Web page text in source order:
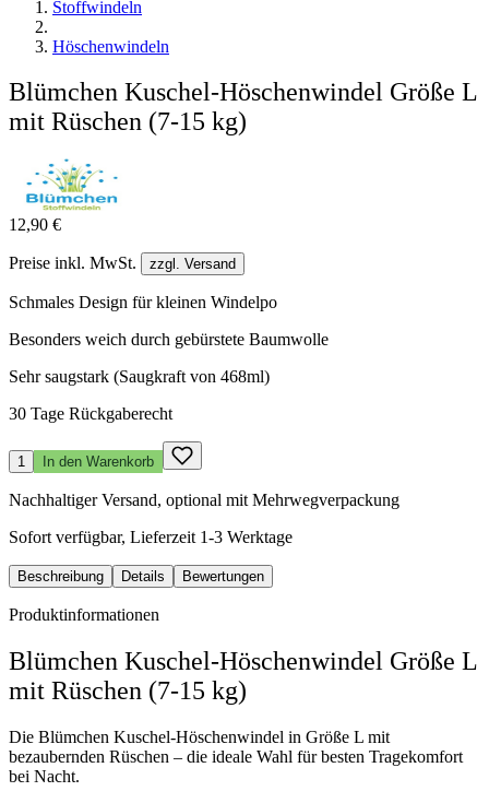
Stoffwindeln
Höschenwindeln
Blümchen Kuschel-Höschenwindel Größe L
mit Rüschen (7-15 kg)
12,90 €
Preise inkl. MwSt. zzgl. Versand
Schmales Design für kleinen Windelpo
Besonders weich durch gebürstete Baumwolle
Sehr saugstark (Saugkraft von 468ml)
30 Tage Rückgaberecht
1 In den Warenkorb
Nachhaltiger Versand, optional mit Mehrwegverpackung
Sofort verfügbar, Lieferzeit 1-3 Werktage
Beschreibung Details Bewertungen
Produktinformationen
Blümchen Kuschel-Höschenwindel Größe L
mit Rüschen (7-15 kg)
Die Blümchen Kuschel-Höschenwindel in Größe L mit
bezaubernden Rüschen – die ideale Wahl für besten Tragekomfort
bei Nacht.